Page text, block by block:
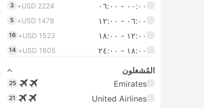
٠٠:٠٠ ‏- ٠٦:٠٠
USD 2224+
3
٠٦:٠٠ ‏- ١٢:٠٠ USD 1478+
5
١٢:٠٠ ‏- ١٨:٠٠ USD 1523+
16
١٨:٠٠ ‏-‏ ٢٤:٠٠ USD 1805+
14
المُشغلون
Emirates
25
United Airlines
21